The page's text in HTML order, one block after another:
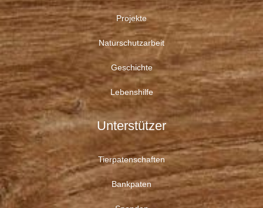
Projekte
Naturschutzarbeit
Geschichte
Lebenshilfe
Unterstützer
Tierpatenschaften
Bankpaten